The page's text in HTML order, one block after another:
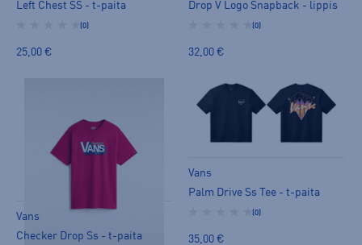
Left Chest SS - t-paita
(0)
25,00 €
Drop V Logo Snapback - lippis
(0)
32,00 €
Vans
Checker Drop Ss - t-paita
Vans
Palm Drive Ss Tee - t-paita
(0)
35,00 €